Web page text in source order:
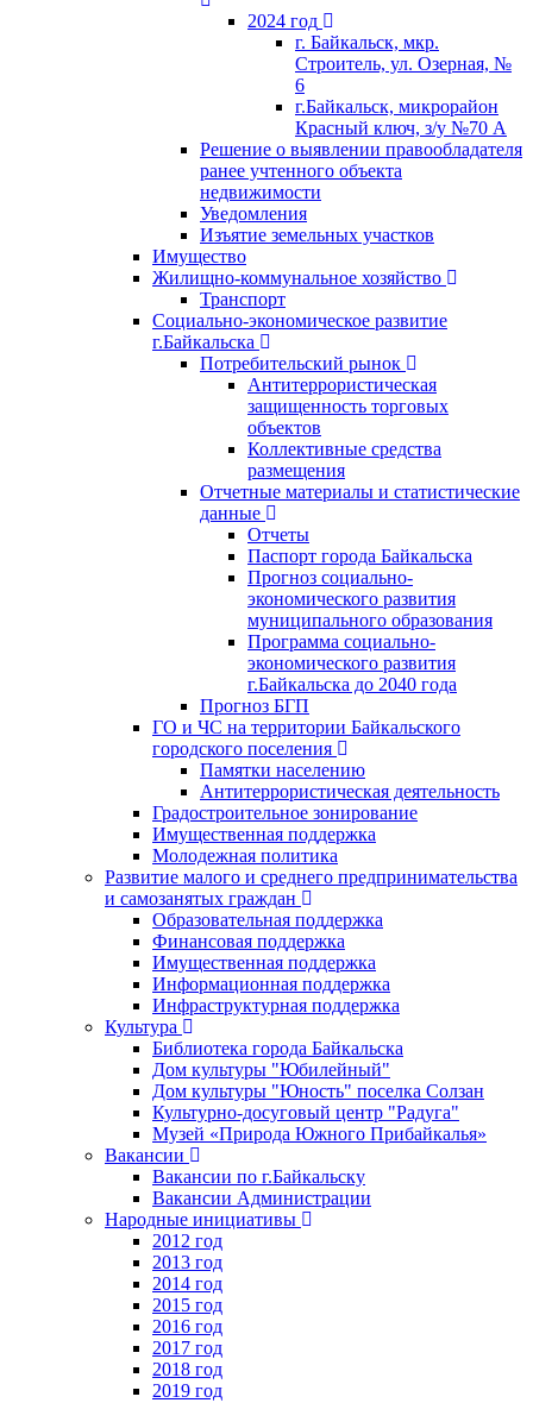
2024 год
г. Байкальск, мкр.
Строитель, ул. Озерная, №
6
г.Байкальск, микрорайон
Красный ключ, з/у №70 А
Решение о выявлении правообладателя
ранее учтенного объекта
недвижимости
Уведомления
Изъятие земельных участков
Имущество
Жилищно-коммунальное хозяйство
Транспорт
Социально-экономическое развитие
г.Байкальска
Потребительский рынок
Антитеррористическая
защищенность торговых
объектов
Коллективные средства
размещения
Отчетные материалы и статистические
данные
Отчеты
Паспорт города Байкальска
Прогноз социально-
экономического развития
муниципального образования
Программа социально-
экономического развития
г.Байкальска до 2040 года
Прогноз БГП
ГО и ЧС на территории Байкальского
городского поселения
Памятки населению
Антитеррористическая деятельность
Градостроительное зонирование
Имущественная поддержка
Молодежная политика
Развитие малого и среднего предпринимательства
и самозанятых граждан
Образовательная поддержка
Финансовая поддержка
Имущественная поддержка
Информационная поддержка
Инфраструктурная поддержка
Культура
Библиотека города Байкальска
Дом культуры "Юбилейный"
Дом культуры "Юность" поселка Солзан
Культурно-досуговый центр "Радуга"
Музей «Природа Южного Прибайкалья»
Вакансии
Вакансии по г.Байкальску
Вакансии Администрации
Народные инициативы
2012 год
2013 год
2014 год
2015 год
2016 год
2017 год
2018 год
2019 год